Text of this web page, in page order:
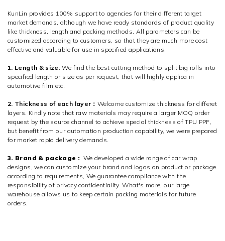
KunLin provides 100% support to agencies for their different target
market demands, although we have ready standards of product quality
like thickness, length and packing methods. All parameters can be
customized according to customers, so that they are much more cost
effective and valuable for use in specified applications.
1. Length & size : We find the best cutting method to split big rolls into
specified length or size as per request, that will highly applica in
automotive film etc.
2. Thickness of each layer： Welcome customize thickness for differet
layers. Kindly note that raw materials may require a larger MOQ order
request by the source channel to achieve special thickness of TPU PPF,
but benefit from our automation production capability, we were prepared
for market rapid delivery demands.
3. Brand & package : We developed a wide range of car wrap
designs, we can customize your brand and logos on product or package
according to requirements, We guarantee compliance with the
responsibility of privacy confidentiality. What's more, our large
warehouse allows us to keep certain packing materials for future
orders.